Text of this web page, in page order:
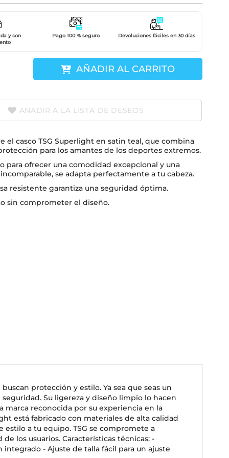
y con
Pago 100 % seguro Devoluciones fáciles en 30 días
AÑADIR AL CARRITO
AÑADIR A LA LISTA DE DESEOS
el casco TSG Superlight en satin teal, que combina
para los amantes de los deportes extremos.
para ofrecer una comodidad excepcional y una
se adapta perfectamente a tu cabeza.
resistente garantiza una seguridad óptima.
sin comprometer el diseño.
protección y estilo. Ya sea que seas un
Su ligereza y diseño limpio lo hacen
marca reconocida por su experiencia en la
está fabricado con materiales de alta calidad
a tu equipo. TSG se compromete a
los usuarios. Características técnicas: -
- Ajuste de talla fácil para un ajuste